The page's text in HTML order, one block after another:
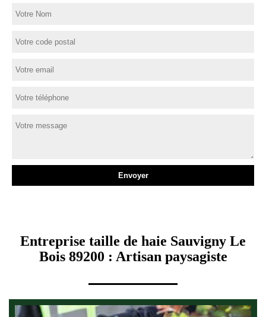
Entreprise taille de haie Sauvigny Le
Bois 89200 : Artisan paysagiste